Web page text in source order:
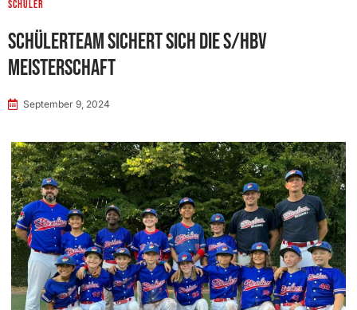
Schüler
Schülerteam sichert sich die S/HBV
Meisterschaft
September 9, 2024